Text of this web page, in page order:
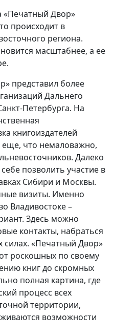
«Печатный Двор»
происходит в
региона.
масштабнее, а ее
представил более
Дальнего
Петербурга. На
книгоиздателей
еще, что немаловажно,
Далеко
позволить участие в
Сибири и Москвы.
визиты. Именно
Владивостоке –
Здесь можно
контакты, набраться
силах. «Печатный Двор»
роскошных по своему
книг до скромных
полная картина, где
процесс всех
территории,
возможности